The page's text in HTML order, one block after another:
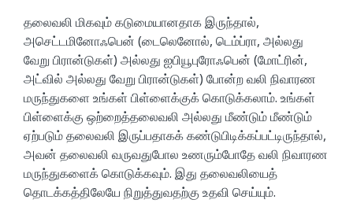
தலைவலி மிகவும் கடுமையானதாக இருந்தால்,
அசெட்டமினோஃபென் (டைலெனோல், டெம்ப்ரா, அல்லது
வேறு பிரான்டுகள்) அல்லது ஐபியூபுரோஃபென் (மோட்ரின்,
அட்வில் அல்லது வேறு பிரான்டுகள்) போன்ற வலி நிவாரண
மருந்துகளை உங்கள் பிள்ளைக்குக் கொடுக்கலாம். உங்கள்
பிள்ளைக்கு ஒற்றைத்தலைவலி அல்லது மீண்டும் மீண்டும்
ஏற்படும் தலைவலி இருப்பதாகக் கண்டுபிடிக்கப்பட்டிருந்தால்,
அவன் தலைவலி வருவதுபோல உணரும்போதே வலி நிவாரண
மருந்துகளைக் கொடுக்கவும். இது தலைவலியைத்
தொடக்கத்திலேயே நிறுத்துவதற்கு உதவி செய்யும்.